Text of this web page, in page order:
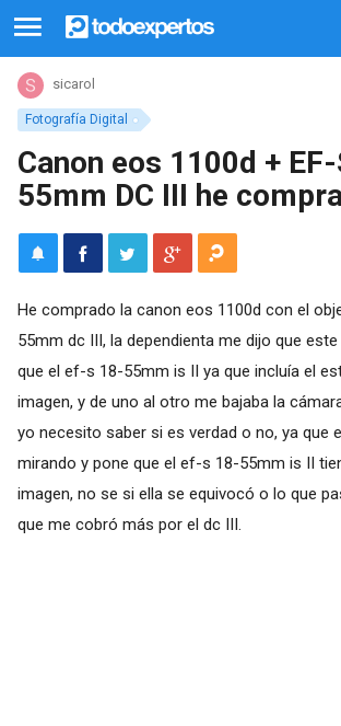
Fotografía Digital
sicarol
Canon eos 1100d +
55mm DC III he
He comprado la canon eos 1100d con el
55mm dc III, la dependienta me dijo que
que el ef-s 18-55mm is II ya que incluía el
imagen, y de uno al otro me bajaba la
yo necesito saber si es verdad o no, ya que
mirando y pone que el ef-s 18-55mm is II
imagen, no se si ella se equivocó o lo que
que me cobró más por el dc III.